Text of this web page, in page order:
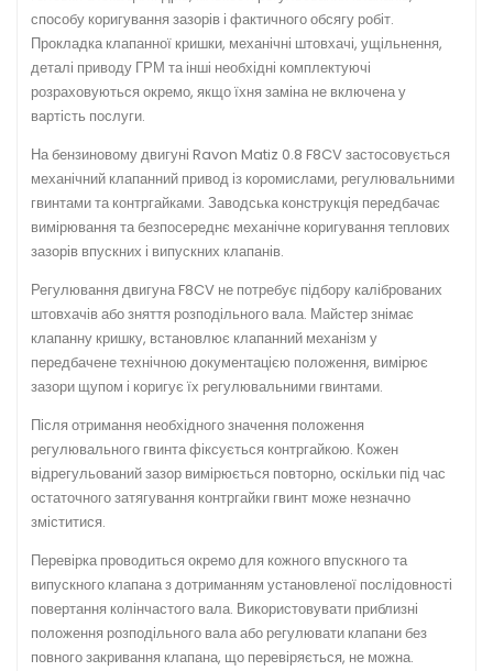
способу коригування зазорів і фактичного обсягу робіт.
Прокладка клапанної кришки, механічні штовхачі, ущільнення,
деталі приводу ГРМ та інші необхідні комплектуючі
розраховуються окремо, якщо їхня заміна не включена у
вартість послуги.
На бензиновому двигуні Ravon Matiz 0.8 F8CV застосовується
механічний клапанний привод із коромислами, регулювальними
гвинтами та контргайками. Заводська конструкція передбачає
вимірювання та безпосереднє механічне коригування теплових
зазорів впускних і випускних клапанів.
Регулювання двигуна F8CV не потребує підбору каліброваних
штовхачів або зняття розподільного вала. Майстер знімає
клапанну кришку, встановлює клапанний механізм у
передбачене технічною документацією положення, вимірює
зазори щупом і коригує їх регулювальними гвинтами.
Після отримання необхідного значення положення
регулювального гвинта фіксується контргайкою. Кожен
відрегульований зазор вимірюється повторно, оскільки під час
остаточного затягування контргайки гвинт може незначно
зміститися.
Перевірка проводиться окремо для кожного впускного та
випускного клапана з дотриманням установленої послідовності
повертання колінчастого вала. Використовувати приблизні
положення розподільного вала або регулювати клапани без
повного закривання клапана, що перевіряється, не можна.